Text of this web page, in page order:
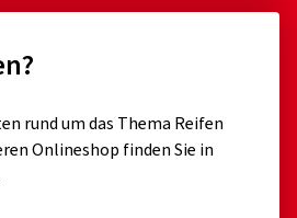
rund um das Thema Reifen
Onlineshop finden Sie in